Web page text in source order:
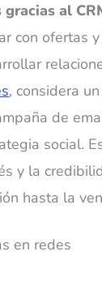
al
con ofertas
, considera
de
social.
y la
hasta la